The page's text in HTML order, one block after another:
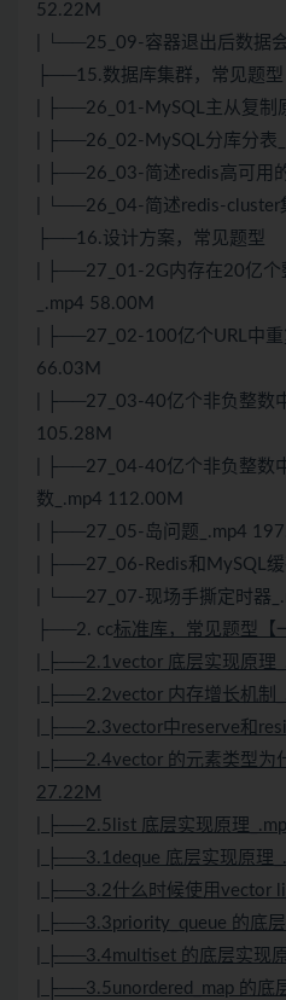
52.22M
| └──25_09-容器退出后数据
├──15.数据库集群，常见题型
| ├──26_01-MySQL主从复制
| ├──26_02-MySQL分库分表
| ├──26_03-简述redis高可用
| └──26_04-简述redis-cluster
├──16.设计方案，常见题型
| ├──27_01-2G内存在20亿
_.mp4 58.00M
| ├──27_02-100亿个URL中
66.03M
| ├──27_03-40亿个非负整数
105.28M
| ├──27_04-40亿个非负整数
数_.mp4 112.00M
| ├──27_05-岛问题_.mp4
| ├──27_06-Redis和MySQL
| └──27_07-现场手撕定时器
├──2. cc标准库，常见题型【
| ├──2.1vector 底层实现原理
| ├──2.2vector 内存增长机制
| ├──2.3vector中reserve和
| ├──2.4vector 的元素类型为
27.22M
| ├──2.5list 底层实现原理
| ├──3.1deque 底层实现原理
| ├──3.2什么时候使用vector
| ├──3.3priority_queue 的底
| ├──3.4multiset 的底层实现
| ├──3.5unordered_map 的底